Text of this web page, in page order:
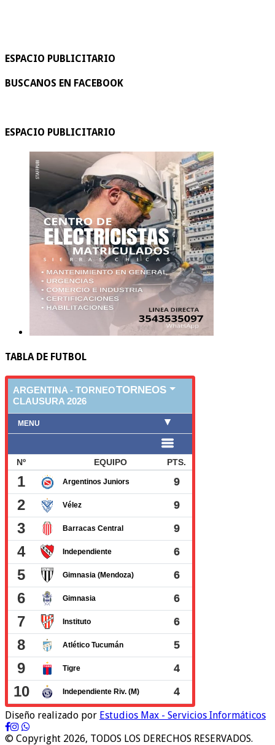
ESPACIO PUBLICITARIO
BUSCANOS EN FACEBOOK
ESPACIO PUBLICITARIO
TABLA DE FUTBOL
Diseño realizado por Estudios Max - Servicios Informáticos
© Copyright 2026, TODOS LOS DERECHOS RESERVADOS.